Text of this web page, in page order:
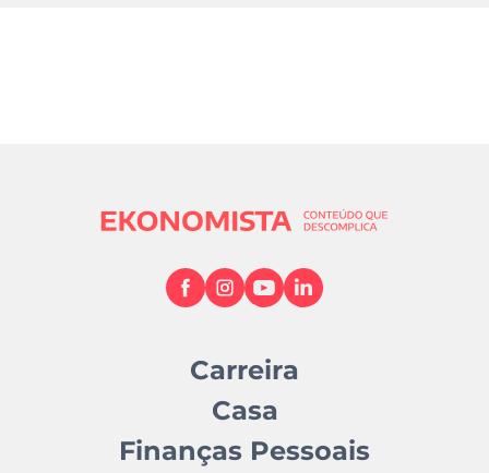
Carreira
Casa
Finanças Pessoais